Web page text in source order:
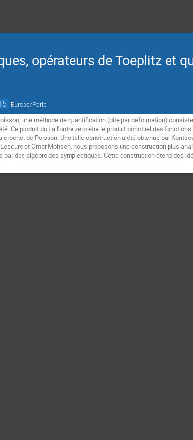
opérateurs de Toeplitz et
Europe/Paris
une méthode de quantification (dite par déformation)
Ce produit doit à l'ordre zéro être le produit ponctuel des
crochet de Poisson. Une telle construction a été obtenue par
et Omar Mohsen, nous proposons une construction plus
par des algébroïdes symplectiques. Cette construction étend des